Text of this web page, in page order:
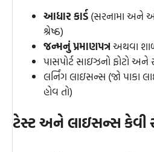
આધાર કાર્ડ (સરનામા અને
શ્રેષ્ઠ)
જન્મનું પ્રમાણપત્ર અથવા
પાસપોર્ટ સાઇઝનો ફોટો અને
લર્નિંગ લાઇસન્સ (જો પાકા
હોવ તો)
ટેસ્ટ અને લાઇસન્સ કેવી